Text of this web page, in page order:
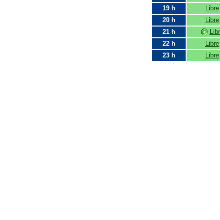
19 h
Libre
20 h
Libre
21 h
22 h
Libre
23 h
Libre